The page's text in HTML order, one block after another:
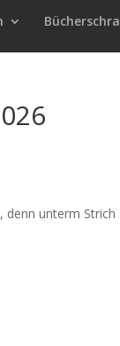
unterm Strich